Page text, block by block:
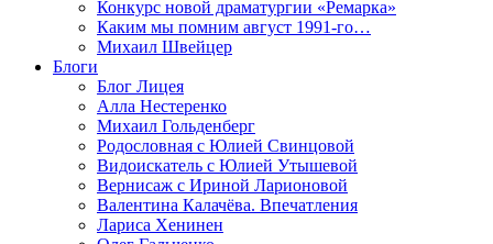
Конкурс новой драматургии «Ремарка»
Каким мы помним август 1991-го…
Михаил Швейцер
Блоги
Блог Лицея
Алла Нестеренко
Михаил Гольденберг
Родословная с Юлией Свинцовой
Видоискатель с Юлией Утышевой
Вернисаж с Ириной Ларионовой
Валентина Калачёва. Впечатления
Лариса Хенинен